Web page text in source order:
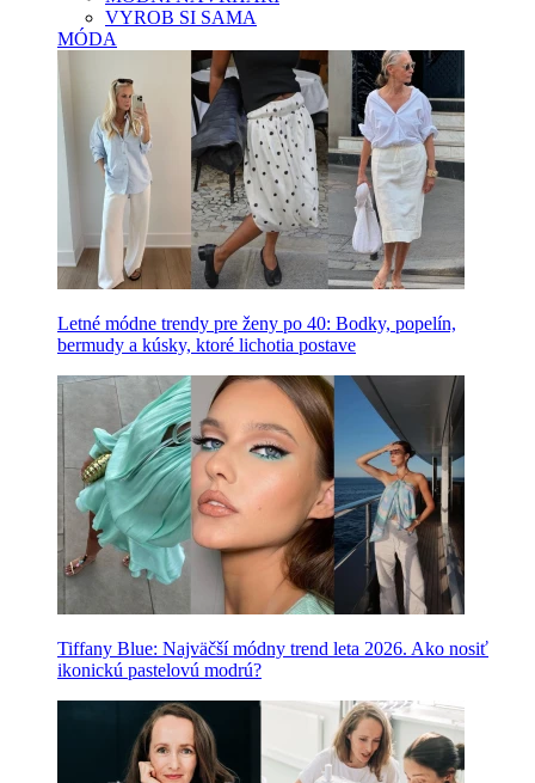
VYROB SI SAMA
MÓDA
Letné módne trendy pre ženy po 40: Bodky, popelín,
bermudy a kúsky, ktoré lichotia postave
Tiffany Blue: Najväčší módny trend leta 2026. Ako nosiť
ikonickú pastelovú modrú?